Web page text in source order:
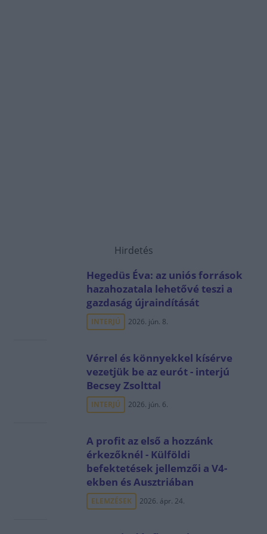
Hirdetés
Hegedüs Éva: az uniós források
hazahozatala lehetővé teszi a
gazdaság újraindítását
INTERJÚ 2026. jún. 8.
Vérrel és könnyekkel kísérve
vezetjük be az eurót - interjú
Becsey Zsolttal
INTERJÚ 2026. jún. 6.
A profit az első a hozzánk
érkezőknél - Külföldi
befektetések jellemzői a V4-
ekben és Ausztriában
ELEMZÉSEK 2026. ápr. 24.